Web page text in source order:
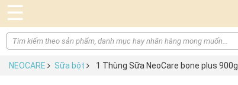
☰
NEOCARE Sữa bột 1 Thùng Sữa NeoCare bone plus 900g